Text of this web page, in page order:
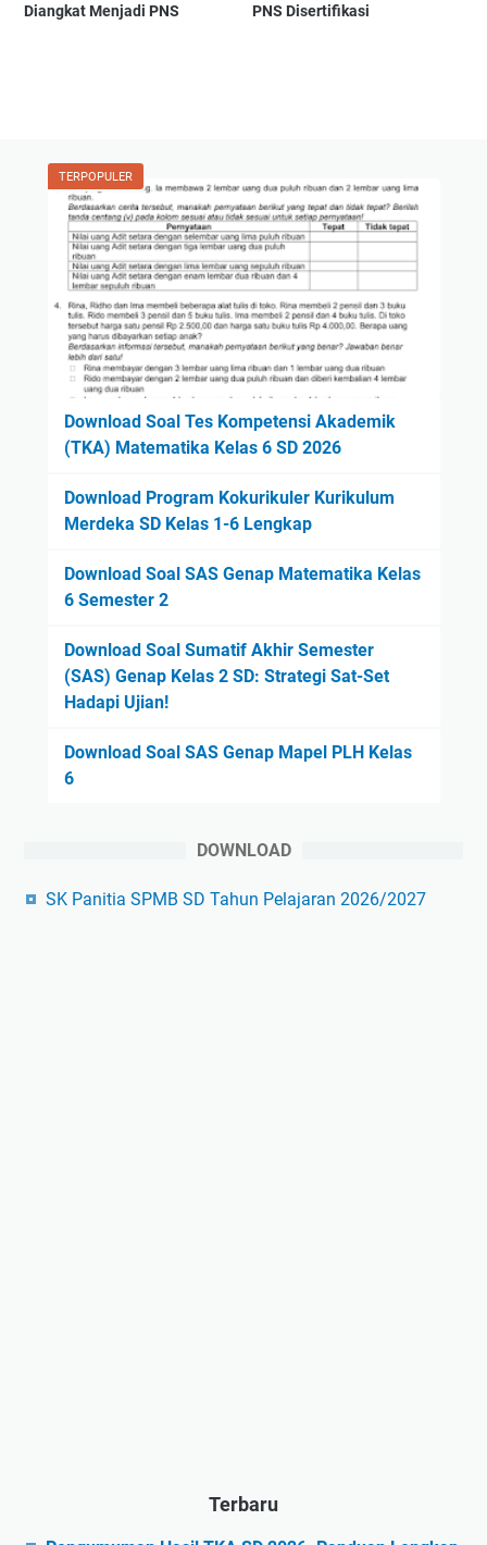
Diangkat Menjadi PNS
PNS Disertifikasi
TERPOPULER
Download Soal Tes Kompetensi Akademik
(TKA) Matematika Kelas 6 SD 2026
Download Program Kokurikuler Kurikulum
Merdeka SD Kelas 1-6 Lengkap
Download Soal SAS Genap Matematika Kelas
6 Semester 2
Download Soal Sumatif Akhir Semester
(SAS) Genap Kelas 2 SD: Strategi Sat-Set
Hadapi Ujian!
Download Soal SAS Genap Mapel PLH Kelas
6
DOWNLOAD
SK Panitia SPMB SD Tahun Pelajaran 2026/2027
Terbaru